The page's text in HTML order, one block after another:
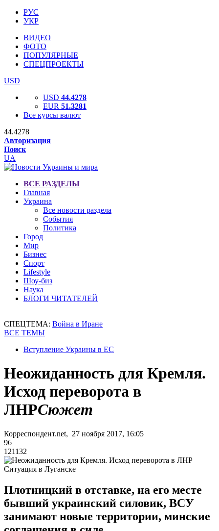
РУС
УКР
ВИДЕО
ФОТО
ПОПУЛЯРНЫЕ
СПЕЦПРОЕКТЫ
USD
USD 44.4278
EUR 51.3281
Все курсы валют
44.4278
Авторизация
Поиск
UA
ВСЕ РАЗДЕЛЫ
Главная
Украина
Все новости раздела
События
Политика
Город
Мир
Бизнес
Спорт
Lifestyle
Шоу-биз
Наука
БЛОГИ ЧИТАТЕЛЕЙ
СПЕЦТЕМА: Война в Иране
ВСЕ ТЕМЫ
Вступление Украины в ЕС
Неожиданность для Кремля.
Исход переворота в
ЛНРСюжет
Корреспондент.net, 27 ноября 2017, 16:05
96
121132
Ситуация в Луганске
Плотницкий в отставке, на его месте
бывший украинский силовик, ВСУ
занимают новые территории, минские